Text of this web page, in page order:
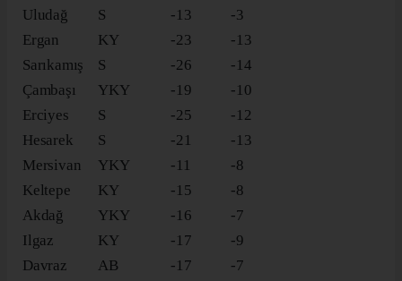
Uludağ
S -13
-3
Ergan
KY -23
-13
Sarıkamış
S -26
-14
Çambaşı
YKY -19
-10
Erciyes
S -25
-12
Hesarek
S -21
-13
Mersivan
YKY -11
-8
Keltepe
KY -15
-8
Akdağ
YKY -16
-7
Ilgaz
KY -17
-9
Davraz
AB -17
-7